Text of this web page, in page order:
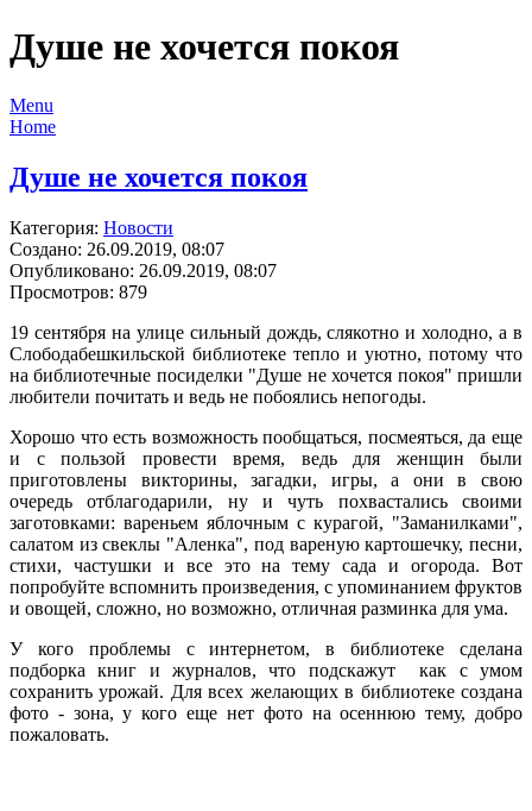
Душе не хочется покоя
Menu
Home
Душе не хочется покоя
Категория: Новости
Создано: 26.09.2019, 08:07
Опубликовано: 26.09.2019, 08:07
Просмотров: 879
19 сентября на улице сильный дождь, слякотно и холодно, а в
Слободабешкильской библиотеке тепло и уютно, потому что
на библиотечные посиделки "Душе не хочется покоя" пришли
любители почитать и ведь не побоялись непогоды.
Хорошо что есть возможность пообщаться, посмеяться, да еще
и с пользой провести время, ведь для женщин были
приготовлены викторины, загадки, игры, а они в свою
очередь отблагодарили, ну и чуть похвастались своими
заготовками: вареньем яблочным с курагой, "Заманилками",
салатом из свеклы "Аленка", под вареную картошечку, песни,
стихи, частушки и все это на тему сада и огорода. Вот
попробуйте вспомнить произведения, с упоминанием фруктов
и овощей, сложно, но возможно, отличная разминка для ума.
У кого проблемы с интернетом, в библиотеке сделана
подборка книг и журналов, что подскажут как с умом
сохранить урожай. Для всех желающих в библиотеке создана
фото - зона, у кого еще нет фото на осеннюю тему, добро
пожаловать.